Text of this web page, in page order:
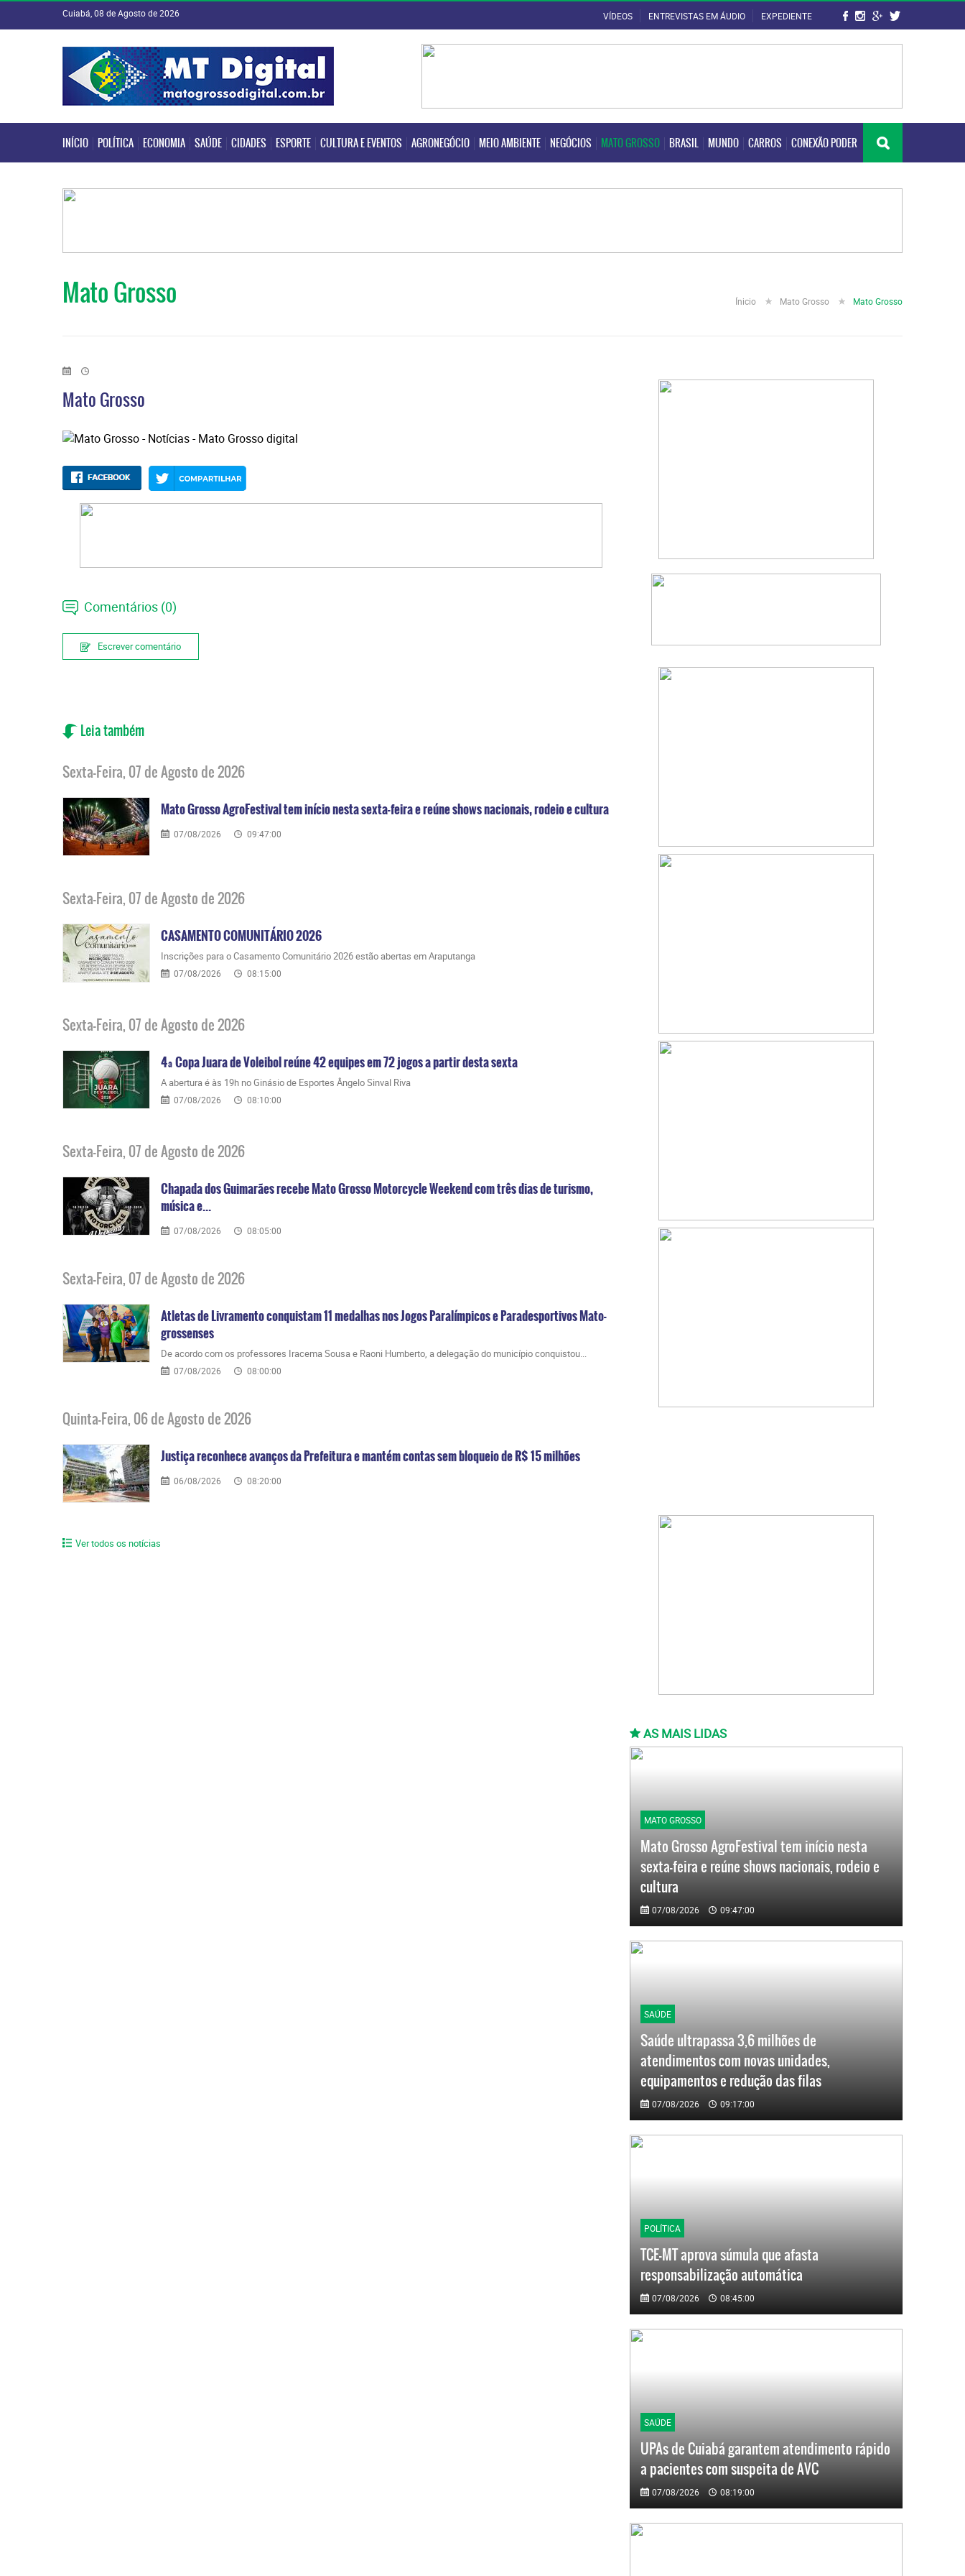
Cuiabá, 08 de Agosto de 2026 VÍDEOS ENTREVISTAS EM ÁUDIO EXPEDIENTE
INÍCIO POLÍTICA ECONOMIA SAÚDE CIDADES ESPORTE CULTURA E EVENTOS AGRONEGÓCIO MEIO AMBIENTE NEGÓCIOS MATO GROSSO BRASIL MUNDO CARROS CONEXÃO PODER
INÍCIO POLÍTICA ECONOMIA MATO GROSSO BRASIL MUNDO CARROS CONEXÃO PODER
Mato Grosso Ínicio Mato Grosso Mato Grosso
Mato Grosso
Comentários (0)
Escrever comentário
Leia também
Sexta-Feira, 07 de Agosto de 2026
Mato Grosso AgroFestival tem início nesta sexta-feira e reúne shows nacionais, rodeio e cultura
07/08/2026 09:47:00
Sexta-Feira, 07 de Agosto de 2026
CASAMENTO COMUNITÁRIO 2026
​Inscrições para o Casamento Comunitário 2026 estão abertas em Araputanga
07/08/2026 08:15:00
Sexta-Feira, 07 de Agosto de 2026
4ª Copa Juara de Voleibol reúne 42 equipes em 72 jogos a partir desta sexta
​A abertura é às 19h no Ginásio de Esportes Ângelo Sinval Riva
07/08/2026 08:10:00
Sexta-Feira, 07 de Agosto de 2026
Chapada dos Guimarães recebe Mato Grosso Motorcycle Weekend com três dias de turismo,
música e...
07/08/2026 08:05:00
Sexta-Feira, 07 de Agosto de 2026
Atletas de Livramento conquistam 11 medalhas nos Jogos Paralímpicos e Paradesportivos Mato-
grossenses
​De acordo com os professores Iracema Sousa e Raoni Humberto, a delegação do município conquistou...
07/08/2026 08:00:00
Quinta-Feira, 06 de Agosto de 2026
Justiça reconhece avanços da Prefeitura e mantém contas sem bloqueio de R$ 15 milhões
06/08/2026 08:20:00
Ver todos os notícias
AS MAIS LIDAS
MATO GROSSO
Mato Grosso AgroFestival tem início nesta
sexta-feira e reúne shows nacionais, rodeio e
cultura
07/08/2026 09:47:00
SAÚDE
Saúde ultrapassa 3,6 milhões de
atendimentos com novas unidades,
equipamentos e redução das filas
07/08/2026 09:17:00
POLÍTICA
TCE-MT aprova súmula que afasta
responsabilização automática
07/08/2026 08:45:00
SAÚDE
UPAs de Cuiabá garantem atendimento rápido
a pacientes com suspeita de AVC
07/08/2026 08:19:00